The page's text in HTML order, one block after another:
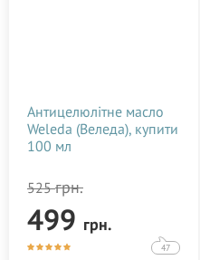
Антицелюлітне масло
Weleda (Веледа), купити
100 мл
525грн.
499 грн.
47